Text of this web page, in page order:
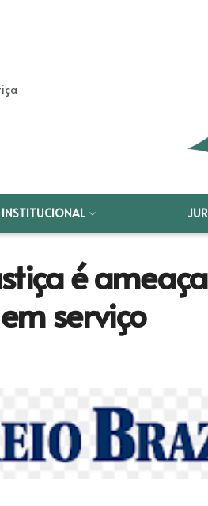
INSTITUCIONAL
é
serviço